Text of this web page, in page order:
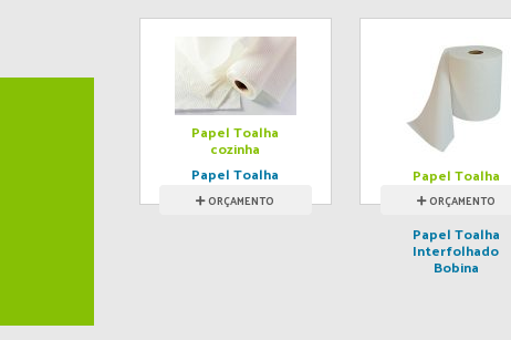
Papel Toalha
cozinha
ORÇAMENTO
Papel Toalha
cozinha
ORÇAMENTO
Papel Toalha
Interfolhado
Bobina
ORÇAMENTO
Papel Toalha
Interfolhado
Bobina
ORÇAMENTO